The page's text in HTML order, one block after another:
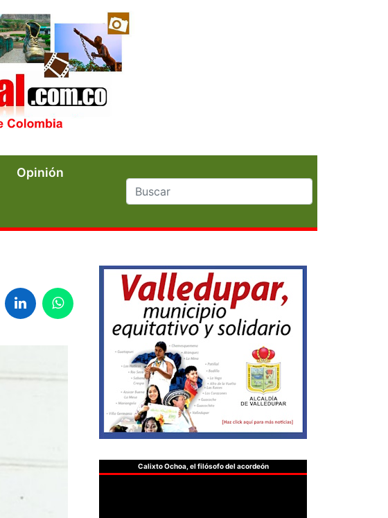
Opinión
Calixto Ochoa, el filósofo del acordeón